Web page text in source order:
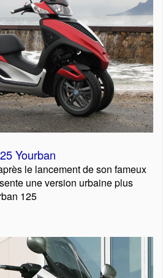
Yourban
le lancement de son fameux
une version urbaine plus
125